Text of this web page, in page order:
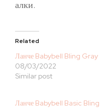
алки.
Related
Ланче Babybell Bling Gray
08/03/2022
Similar post
Ланче Babybell Basic Bling